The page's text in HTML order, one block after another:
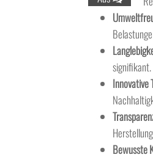
signifikant.
Innovative
Bewusste